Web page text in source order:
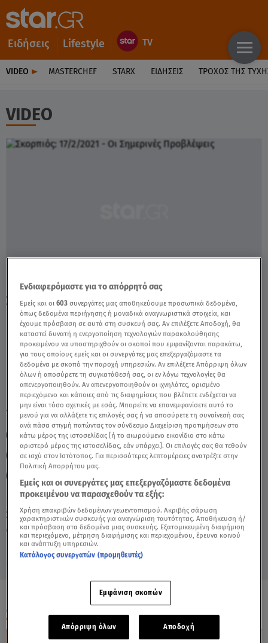
Ειδήσεις Lifestyle
VIDEO MASTERCHEF STARX ΕΙΔΉΣΕΙΣ ΤΡΟΧΌΣ ΤΗΣ
VIDEO
Σάββατο 8 Αυγούστου 2026
17.02.21, 13:11 ΖΩΔΙΑ
Σκορπιός: 17/2/2021 - Οι Σημερινές
Προβλέψεις - Video
TAGS: ΣΚΟΡΠΙΟΣ ΖΩΔΙΑ ΑΣΗ ΜΠΗΛΙΟΥ
ΑΣΤΡΟΛΟΓΙΚΕΣ ΠΡΟΒΛΕΨΕΙΣ
ΣΚΟΡΠΙΟΣ ΖΩΔΙΑ
ΖΩΔΙΑ ΑΣΗ ΜΠΗΛΙΟΥ
ΖΩΔΙΑ ΑΣΗ ΜΠΗΛΙΟΥ
ΖΩΔΙΑ ΑΣΗ ΜΠΗΛΙΟΥ
ΟΛΑ ΤΑ ΒΙΝΤΕΟ
Ενδιαφερόμαστε για το απόρρητό σας
Εμείς και οι603 συνεργάτες μας αποθηκεύουμε προσωπικά δεδομένα,
όπως δεδομένα περιήγησης ή μοναδικά αναγνωριστικά στοιχεία, και
έχουμε πρόσβαση σε αυτά στη συσκευή σας. Αν επιλέξετε Αποδοχή, θα
καταστεί δυνατή η ενεργοποίηση τεχνολογιών παρακολούθησης
προκειμένου να υποστηριχθούν οι σκοποί που εμφανίζονται παρακάτω,
για τους οποίους εμείς και οι συνεργάτες μας επεξεργαζόμαστε τα
δεδομένα με σκοπό την παροχή υπηρεσιών. Αν επιλέξετε Απόρριψη όλων
όλων ή αποσύρετε τη συγκατάθεσή σας, οι εν λόγω τεχνολογίες θα
απενεργοποιηθούν. Αν απενεργοποιηθούν οι ιχνηλάτες, ορισμένο
περιεχόμενο και κάποιες από τις διαφημίσεις που βλέπετε ενδέχεται να
μην είναι τόσο σχετικές με εσάς. Μπορείτε να επανεμφανίσετε αυτό το
μενού για να αλλάξετε τις επιλογές σας ή να αποσύρετε τη συναίνεσή σας
ανά πάσα στιγμή πατώντας τον σύνδεσμο Διαχείριση προτιμήσεων στο
κάτω μέρος της ιστοσελίδας [ή το αιωρούμενο εικονίδιο στο κάτω
αριστερό μέρος της ιστοσελίδας, εάν υπάρχει]. Οι επιλογές σας θα τεθούν
σε ισχύ στον Ιστότοπος. Για περισσότερες λεπτομέρειες ανατρέξτε στην
Πολιτική Απορρήτου μας.
Εμείς και οι συνεργάτες μας επεξεργαζόμαστε δεδομένα
προκειμένου να παρασχεθούν τα εξής:
Χρήση επακριβών δεδομένων γεωεντοπισμού. Ακριβής σάρωση
χαρακτηριστικών συσκευής για αναγνώριση ταυτότητας. Αποθήκευση ή/
και πρόσβαση στα δεδομένα μιας συσκευής. Εξατομικευμένη διαφήμιση
και περιεχόμενο, μέτρηση διαφήμισης και περιεχομένου, έρευνα κοινού
και ανάπτυξη υπηρεσιών.
Κατάλογος συνεργατών (προμηθευτές)
Εμφάνιση σκοπών
Απόρριψη όλων Αποδοχή